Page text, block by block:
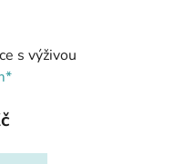
s výživou